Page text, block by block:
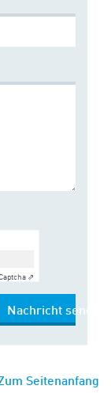
⇗
Nachricht senden
Seitenanfang